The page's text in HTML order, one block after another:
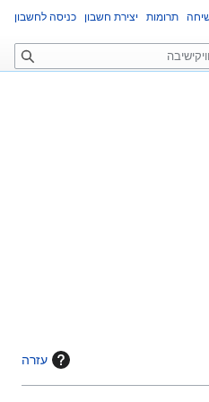
עזרה
תרומות יצירת חשבון כניסה לחשבון